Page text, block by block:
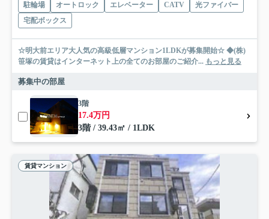
駐輪場 オートロック エレベーター CATV
光ファイバー
宅配ボックス
☆明大前エリア大人気の高級低層マンション1LDKが募集開始☆ ◆(株)
笹塚の賃貸はインターネット上の全てのお部屋のご紹介... もっと見る
募集中の部屋
3階
17.4万円
3階 / 39.43㎡ / 1LDK
賃貸マンション